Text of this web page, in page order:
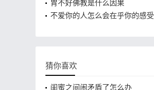
胃不好佛教是什么因果
不爱你的人怎么会在乎你的感受
猜你喜欢
闺蜜之间闹矛盾了怎么办